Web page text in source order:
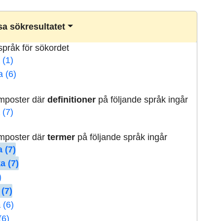
sökresultatet
för sökordet
(1)
(6)
därdefinitioner på följande språk ingår
(7)
därtermer på följande språk ingår
(7)
(7)
(6)